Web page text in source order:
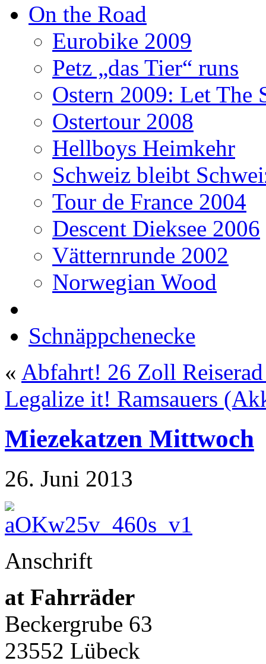
On the Road
Eurobike 2009
Petz „das Tier“ runs
Ostern 2009: Let The
Ostertour 2008
Hellboys Heimkehr
Schweiz bleibt
Tour de France 2004
Descent Dieksee 2006
Vätternrunde 2002
Norwegian Wood
Schnäppchenecke
« Abfahrt! 26 Zoll
Legalize it! Ramsauers
Miezekatzen Mittwoch
26. Juni 2013
Anschrift
at Fahrräder
Beckergrube 63
23552 Lübeck